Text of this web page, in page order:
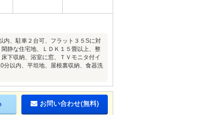
内、駐車２台可、フラット３５Sに対
静な住宅地、ＬＤＫ１５畳以上、整
下収納、浴室に窓、ＴＶモニタ付イ
分以内、平坦地、屋根裏収納、食器洗
お問い合わせ(無料)